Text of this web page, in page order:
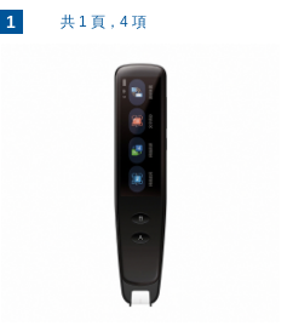
1 共 1 頁，4 項